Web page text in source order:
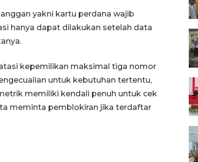
yakni kartu perdana wajib
hanya dapat dilakukan setelah data
kepemilikan maksimal tiga nomor
untuk kebutuhan tertentu,
memiliki kendali penuh untuk cek
meminta pemblokiran jika terdaftar